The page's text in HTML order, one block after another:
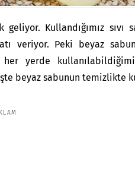
Kullandığımız sıvı
veriyor. Peki beyaz
yerde
beyaz sabunun temizlikte